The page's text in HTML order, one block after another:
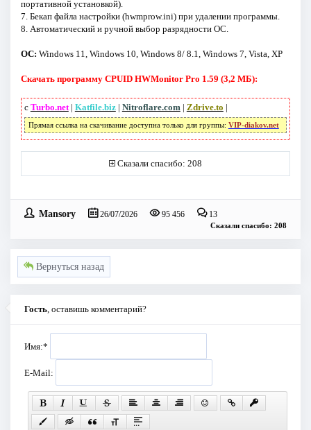
портативной установкой).
7. Бекап файла настройки (hwmprow.ini) при удалении программы.
8. Автоматический и ручной выбор разрядности ОС.
ОС: Windows 11, Windows 10, Windows 8/ 8.1, Windows 7, Vista, XP
Скачать программу CPUID HWMonitor Pro 1.59 (3,2 МБ):
с Turbo.net| Katfile.biz| Nitroflare.com | Zdrive.to |
Прямая ссылка на скачивание доступна только для группы: VIP-diakov.net
Сказали спасибо: 208
Mansory 26/07/2026 95 456 13
Сказали спасибо: 208
Вернуться назад
Гость , оставишь комментарий?
Имя:*
E-Mail: